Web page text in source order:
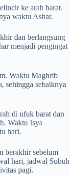
ke arah barat.
waktu Ashar.
dan berlangsung
menjadi pengingat
Waktu Maghrib
sehingga sebaiknya
di ufuk barat dan
Waktu Isya
hari.
berakhir sebelum
hari, jadwal Subuh
pagi.